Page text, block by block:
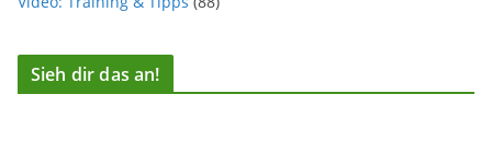
Sieh dir das an!